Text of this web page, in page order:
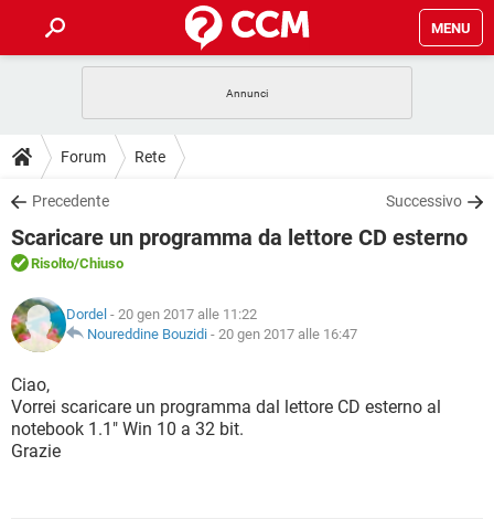
MENU
INTRATTENIMENTO
iOS
INSTAGRAM WHATSAPP
TIKTOK
HARDWARE
GUIDE
COVID-19
iOS
INSTAGRAM
TIKTOK FACEBOOK
DOWNLOAD
COVID-19 GAMING
INTRATTENIMENTO
iOS
INSTAGRAM
TIKTOK
HARDWARE
FORUM
COVID-19
INTRATTENIMENTO ANDROID
INSTAGRAM WHATSAPP
TIKTOK
GLOSSARIO
COVID-19
INTRATTENIMENTO
iOS
Forum Rete
Precedente Successivo
Scaricare un programma da lettore CD esterno
Risolto/Chiuso
Dordel - 20 gen 2017 alle 11:22
Noureddine Bouzidi - 20 gen 2017 alle 16:47
Ciao,
Vorrei scaricare un programma dal lettore CD esterno al
notebook 1.1" Win 10 a 32 bit.
Grazie